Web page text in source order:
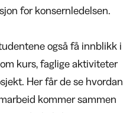
for konsernledelsen.
også få innblikk i
kurs, faglige aktiviteter
Her får de se hvordan
kommer sammen